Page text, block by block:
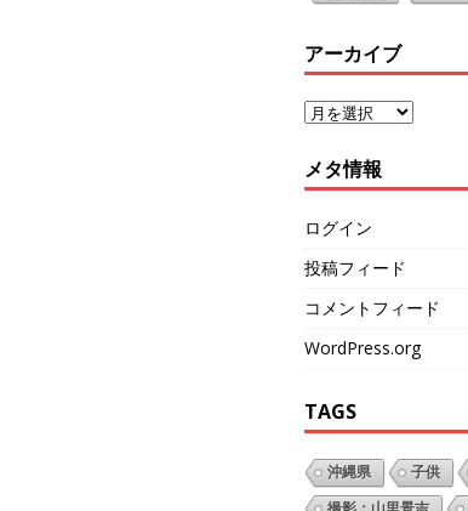
アーカイブ
メタ情報
ログイン
投稿フィード
コメントフィード
WordPress.org
TAGS
沖縄県 子供